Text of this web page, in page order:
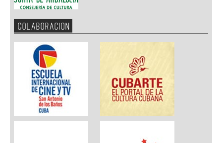
COLABORACION